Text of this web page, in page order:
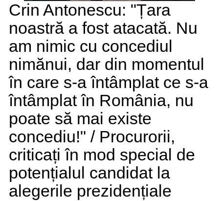
Crin Antonescu: "Țara
noastră a fost atacată. Nu
am nimic cu concediul
nimănui, dar din momentul
în care s-a întâmplat ce s-a
întâmplat în România, nu
poate să mai existe
concediu!" / Procurorii,
criticați în mod special de
potențialul candidat la
alegerile prezidențiale